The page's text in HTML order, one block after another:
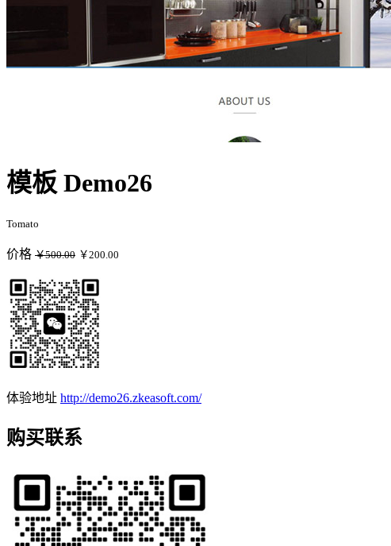
模板 Demo26
Tomato
价格 ￥500.00 ￥200.00
体验地址 http://demo26.zkeasoft.com/
购买联系